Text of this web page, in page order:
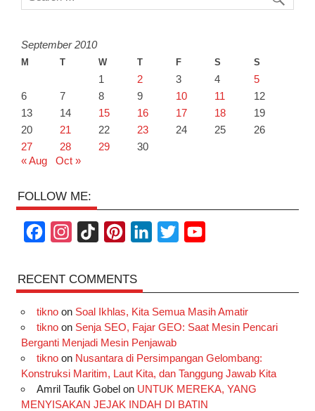
September 2010
M T W T F S S
1 2 3 4
5
6
7 8 9 10 11
12
13
14 15 16 17 18
19
20
21 22 23 24 25
26
27
28 29
30
« Aug
Oct »
FOLLOW ME:
c
e
b
o
k
s
t
a
r
a
m
k
T
o
k
n
t
e
e
s
k
e
I
n
t
t
r
T
u
e
RECENT COMMENTS
tiknoon Soal Ikhlas, Kita Semua Masih Amatir
tiknoon Senja SEO, Fajar GEO: Saat Mesin Pencari
Berganti Menjadi Mesin Penjawab
tiknoon Nusantara di Persimpangan Gelombang:
Konstruksi Maritim, Laut Kita, dan Tanggung Jawab Kita
Amril Taufik Gobelon UNTUK MEREKA, YANG
MENYISAKAN JEJAK INDAH DI BATIN